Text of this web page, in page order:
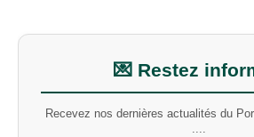
m
o
t
-
💌 Restez
Recevez nos dernières actualités du
....